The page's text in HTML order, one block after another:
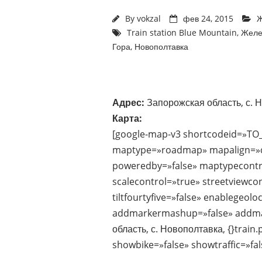
By vokzal фев 24, 2015
Train station Blue Mountain,
Гора, Новополтавка
Адрес: Запорожская область, с.
Карта:
[google-map-v3
maptype=»roadmap»
poweredby=»false»
scalecontrol=»true»
tiltfourtyfive=»false»
addmarkermashup=»false»
область, с. Новополтавка,
showbike=»false»